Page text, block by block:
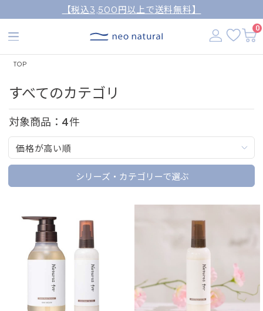
【税込3,500円以上で送料無料】
0
TOP
すべてのカテゴリ
対象商品： 4件
価格が高い順
シリーズ・カテゴリーで選ぶ